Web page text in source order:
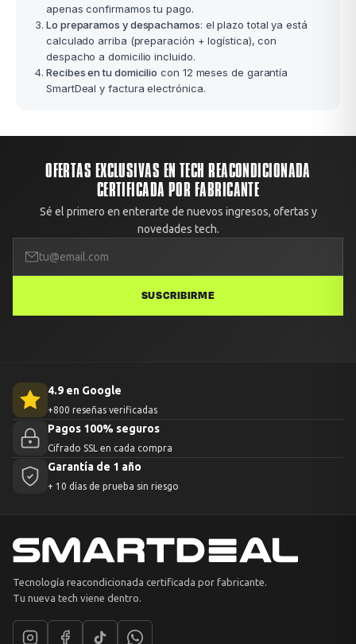
apenas confirmamos tu pago.
Lo preparamos y despachamos: el plazo total ya está
calculado arriba (preparación + logística), con
despacho a domicilio incluido.
Recibes en tu domicilio con 12 meses de garantía
SmartDeal y factura electrónica.
OFERTAS EXCLUSIVAS EN TECH REACONDICIONADA
CERTIFICADA POR FABRICANTE
Sé el primero en enterarte de nuevos ingresos, ofertas y
novedades tech.
SUSCRIBIRME
4.9 en Google
+800 reseñas verificadas
Pagos 100% seguros
Cifrado SSL en cada compra
Garantía de 1 año
+ 10 días de prueba sin riesgo
Tecnología reacondicionada certificada por fabricante.
Tu nueva tech viene dentro.